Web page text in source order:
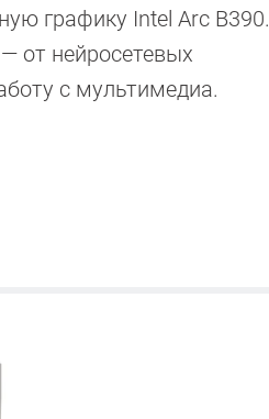
графику Intel Arc B390.
от нейросетевых
с мультимедиа.